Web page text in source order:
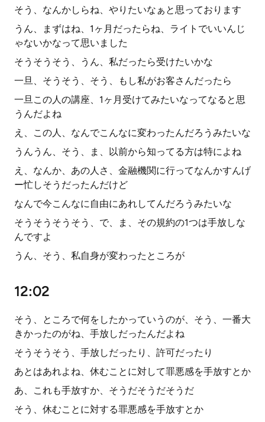
そう、なんかしらね、やりたいなぁと思っております
うん、まずはね、1ヶ月だったらね、ライトでいいんじ
ゃないかなって思いました
そうそうそう、うん、私だったら受けたいかな
一旦、そうそう、そう、もし私がお客さんだったら
一旦この人の講座、1ヶ月受けてみたいなってなると思
うんだよね
え、この人、なんでこんなに変わったんだろうみたいな
うんうん、そう、ま、以前から知ってる方は特によね
え、なんか、あの人さ、金融機関に行ってなんかすんげ
ー忙しそうだったんだけど
なんで今こんなに自由にあれしてんだろうみたいな
そうそうそうそう、で、ま、その規約の1つは手放しな
んですよ
うん、そう、私自身が変わったところが
12:02
そう、ところで何をしたかっていうのが、そう、一番大
きかったのがね、手放しだったんだよね
そうそうそう、手放しだったり、許可だったり
あとはあれよね、休むことに対して罪悪感を手放すとか
あ、これも手放すか、そうだそうだそうだ
そう、休むことに対する罪悪感を手放すとか